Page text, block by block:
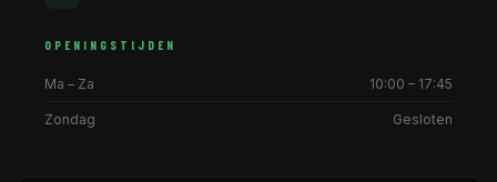
OPENINGSTIJDEN
Ma – Za 10:00 – 17:45
Zondag Gesloten